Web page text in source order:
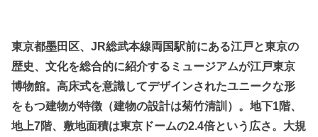
東京都墨田区、JR総武本線両国駅前にある江戸と東京の
歴史、文化を総合的に紹介するミュージアムが江戸東京
博物館。高床式を意識してデザインされたユニークな形
をもつ建物が特徴（建物の設計は菊竹清訓）。地下1階、
地上7階、敷地面積は東京ドームの2.4倍という広さ。大規